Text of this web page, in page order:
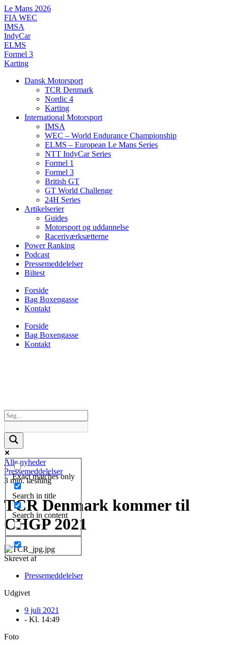
Videre
til
indhold
Le Mans 2026
FIA WEC
IMSA
IndyCar
ELMS
Formel 3
Karting
Dansk Motorsport
TCR Denmark
Nordic 4
Karting
International Motorsport
IMSA
WEC – World Endurance Championship
ELMS – European Le Mans Series
NTT IndyCar Series
Formel 1
Formel 3
British GT
GT World Challenge
24H Series
Artikelserier
Guides
Motorsport og uddannelse
Raceriværksætterne
Power Ranking
Podcast
Pressemeddelelser
Biltest
Forside
Bag Boxengasse
Kontakt
Forside
Bag Boxengasse
Kontakt
Exact matches only
Search in title
Search in content
Alle nyheder
Pressemeddelelser
3 min. læsning
TCR Denmark kommer til
CHGP 2021
Skrevet af
Pressemeddelelser
Udgivet
9 juli 2021
- Kl. 14:49
Foto